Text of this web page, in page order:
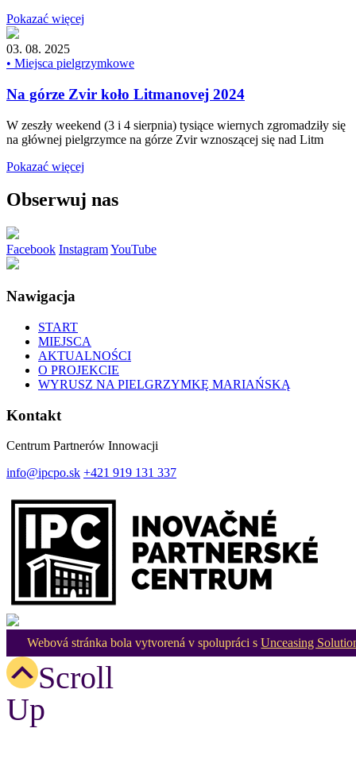
Pokazać więcej
03. 08. 2025
• Miejsca pielgrzymkowe
Na górze Zvir koło Litmanovej 2024
W zeszły weekend (3 i 4 sierpnia) tysiące wiernych zgromadziły się
na głównej pielgrzymce na górze Zvir wznoszącej się nad Litm
Pokazać więcej
Obserwuj nas
Facebook InstagramYouTube
Nawigacja
START
MIEJSCA
AKTUALNOŚCI
O PROJEKCIE
WYRUSZ NA PIELGRZYMKĘ MARIAŃSKĄ
Kontakt
Centrum Partnerów Innowacji
info@ipcpo.sk +421 919 131 337
Webová stránka bola vytvorená v spolupráci sUnceasing
Scroll
Up